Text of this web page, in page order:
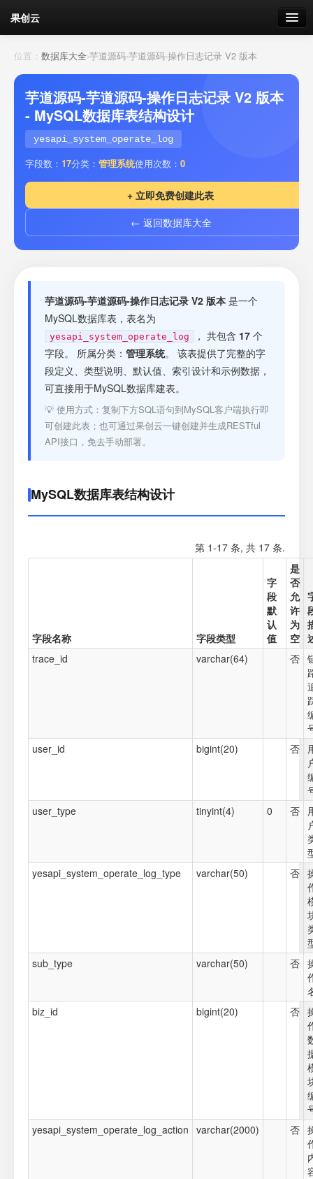
果创云
数据表单
API接口
云存储
流量 剩余接口流量
套餐
接口测试
位置： 数据库大全›芋道源码-芋道源码-操作日志记录 V2 版本
芋道源码-芋道源码-操作日志记录 V2 版本
- MySQL数据库表结构设计
yesapi_system_operate_log
字段数： 17分类： 管理系统使用次数： 0
+ 立即免费创建此表
← 返回数据库大全
芋道源码-芋道源码-操作日志记录 V2 版本 是一个
MySQL数据库表，表名为
yesapi_system_operate_log ， 共包含 17 个
字段。 所属分类： 管理系统。 该表提供了完整的字
段定义、类型说明、默认值、索引设计和示例数据，
可直接用于MySQL数据库建表。
💡 使用方式：复制下方SQL语句到MySQL客户端执行即
可创建此表；也可通过果创云一键创建并生成RESTful
API接口，免去手动部署。
MySQL数据库表结构设计
第 1-17 条, 共 17 条.
字段名称 字段类型
字
段
默
认
值
是
否
允
许
为
空
trace_id
varchar(64) 否
user_id
bigint(20) 否
user_type
tinyint(4) 0 否
yesapi_system_operate_log_type
varchar(50) 否
sub_type
varchar(50) 否
biz_id
bigint(20) 否
yesapi_system_operate_log_action varchar(2000) 否